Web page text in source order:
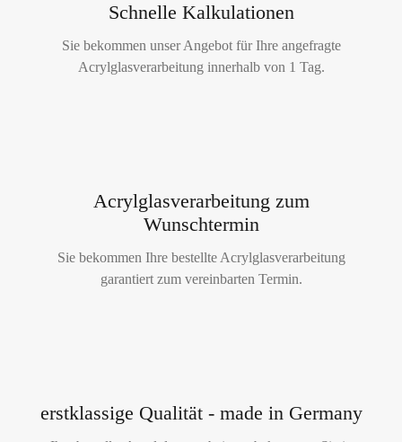
Schnelle Kalkulationen
Sie bekommen unser Angebot für Ihre angefragte
Acrylglasverarbeitung innerhalb von 1 Tag.
Acrylglasverarbeitung zum
Wunschtermin
Sie bekommen Ihre bestellte Acrylglasverarbeitung
garantiert zum vereinbarten Termin.
erstklassige Qualität - made in Germany